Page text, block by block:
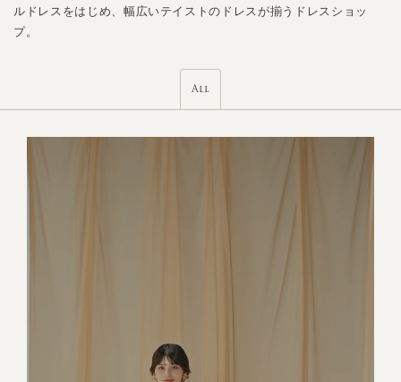
ルドレスをはじめ、幅広いテイストのドレスが揃うドレスショッ
プ。
All